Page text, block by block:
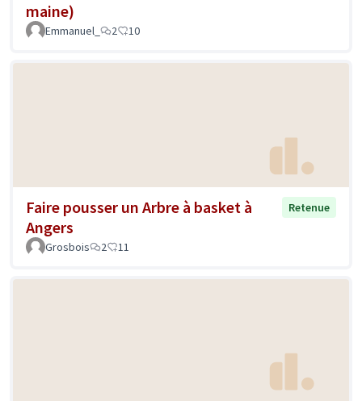
maine)
Emmanuel_ 2 10
Faire pousser un Arbre à basket à
Angers
Retenue
Grosbois 2 11